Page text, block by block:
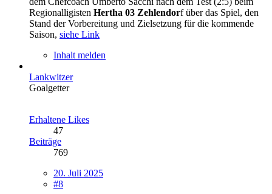
Regionalligisten Hertha 03 Zehlendorf über das Spiel, den
Stand der Vorbereitung und Zielsetzung für die kommende
Saison, siehe Link
Inhalt melden
Lankwitzer
Goalgetter
Erhaltene Likes
47
Beiträge
769
20. Juli 2025
#8